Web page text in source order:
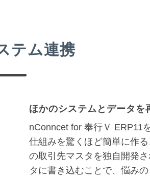
テム連携
ほかのシステムとデータを
nConncet for 奉行Ｖ ERP11
仕組みを驚くほど簡単に作
の取引先マスタを独自開発
タに書き込むことで、悩み